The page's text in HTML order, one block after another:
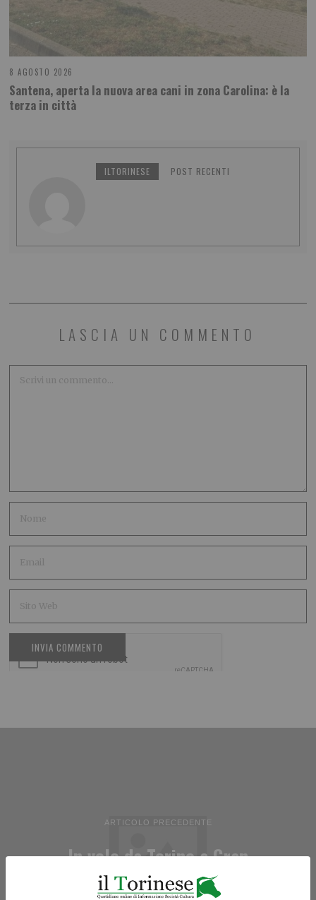
8 AGOSTO 2026
Santena, aperta la nuova area cani in zona Carolina: è la
terza in città
ILTORINESE POST RECENTI
LASCIA UN COMMENTO
ARTICOLO PRECEDENTE
In volo da Torino a Gran
Canaria con Binter